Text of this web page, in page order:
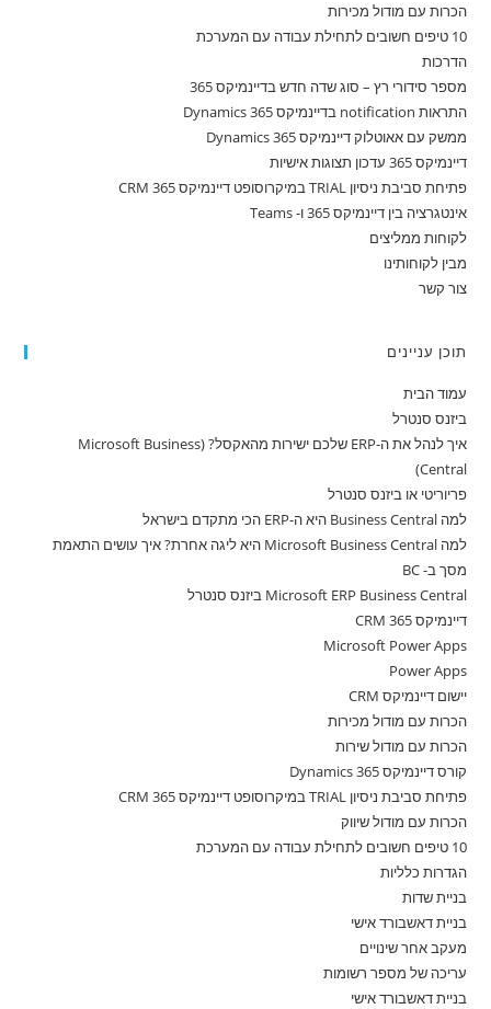
הכרות עם מודול מכירות
10 טיפים חשובים לתחילת עבודה עם המערכת
הדרכות
מספר סידורי רץ – סוג שדה חדש בדיינמיקס 365
התראות notification בדיינמיקס 365 Dynamics
ממשק עם אאוטלוק דיינמיקס 365 Dynamics
דיינמיקס 365 עדכון תצוגות אישיות
פתיחת סביבת ניסיון TRIAL במיקרוסופט דיינמיקס 365 CRM
אינטגרציה בין דיינמיקס 365 ו- Teams
לקוחות ממליצים
מבין לקוחותינו
צור קשר
תוכן עניינים
עמוד הבית
ביזנס סנטרל
איך לנהל את ה-ERP שלכם ישירות מהאקסל? (Microsoft Business
Central)
פריוריטי או ביזנס סנטרל
למה Business Central היא ה-ERP הכי מתקדם בישראל
למה Microsoft Business Central היא ליגה אחרת? איך עושים התאמת
מסך ב- BC
Microsoft ERP Business Central ביזנס סנטרל
דיינמיקס 365 CRM
Microsoft Power Apps
Power Apps
יישום דיינמיקס CRM
הכרות עם מודול מכירות
הכרות עם מודול שירות
קורס דיינמיקס 365 Dynamics
פתיחת סביבת ניסיון TRIAL במיקרוסופט דיינמיקס 365 CRM
הכרות עם מודול שיווק
10 טיפים חשובים לתחילת עבודה עם המערכת
הגדרות כלליות
בניית שדות
בניית דאשבורד אישי
מעקב אחר שינויים
עריכה של מספר רשומות
בניית דאשבורד אישי